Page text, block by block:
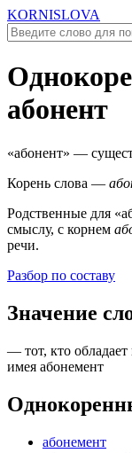
KORNISLOVA
абонент
«абонент» —
Корень слова —
Родственные для
смыслу, c корнем
речи.
Разбор по составу
Значение
— тот, кто
имея абонемент
абонемент